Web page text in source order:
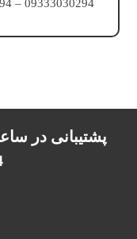
09333030294 – 09303030294